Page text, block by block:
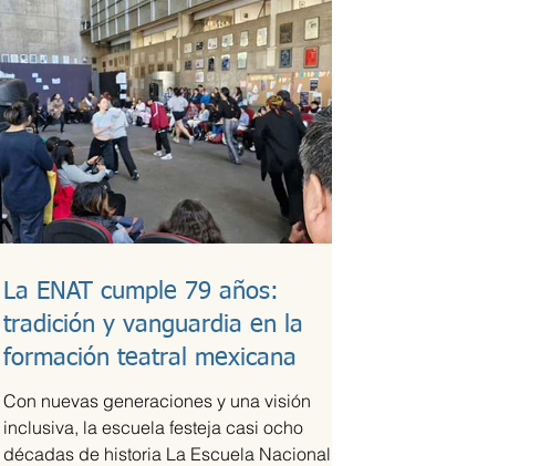
La ENAT cumple 79 años:
tradición y vanguardia en la
formación teatral mexicana
Con nuevas generaciones y una visión
inclusiva, la escuela festeja casi ocho
décadas de historia La Escuela Nacional de